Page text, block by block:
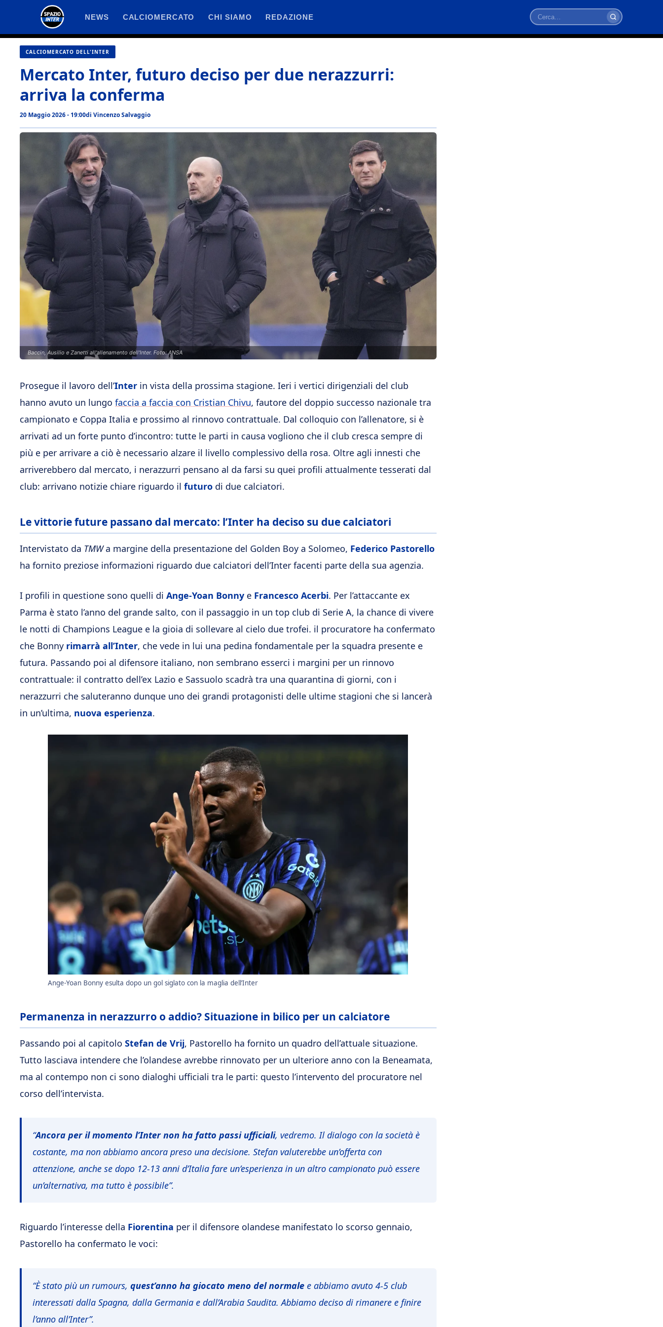
contenuto
NEWS CALCIOMERCATO CHI SIAMO REDAZIONE
Cerca
CALCIOMERCATO DELL'INTER
Mercato Inter, futuro deciso per due nerazzurri:
arriva la conferma
20 Maggio 2026 - 19:00di Vincenzo Salvaggio
Baccin, Ausilio e Zanetti all'allenamento dell'Inter. Foto: ANSA
Prosegue il lavoro dell’Inter in vista della prossima stagione. Ieri i vertici dirigenziali del club
hanno avuto un lungo faccia a faccia con Cristian Chivu, fautore del doppio successo nazionale tra
campionato e Coppa Italia e prossimo al rinnovo contrattuale. Dal colloquio con l’allenatore, si è
arrivati ad un forte punto d’incontro: tutte le parti in causa vogliono che il club cresca sempre di
più e per arrivare a ciò è necessario alzare il livello complessivo della rosa. Oltre agli innesti che
arriverebbero dal mercato, i nerazzurri pensano al da farsi su quei profili attualmente tesserati dal
club: arrivano notizie chiare riguardo il futuro di due calciatori.
Le vittorie future passano dal mercato: l’Inter ha deciso su due calciatori
Intervistato da TMWa margine della presentazione del Golden Boy a Solomeo, Federico Pastorello
ha fornito preziose informazioni riguardo due calciatori dell’Inter facenti parte della sua agenzia.
I profili in questione sono quelli di Ange-Yoan Bonny e Francesco Acerbi. Per l’attaccante ex
Parma è stato l’anno del grande salto, con il passaggio in un top club di Serie A, la chance di vivere
le notti di Champions League e la gioia di sollevare al cielo due trofei. il procuratore ha confermato
che Bonny rimarrà all’Inter, che vede in lui una pedina fondamentale per la squadra presente e
futura. Passando poi al difensore italiano, non sembrano esserci i margini per un rinnovo
contrattuale: il contratto dell’ex Lazio e Sassuolo scadrà tra una quarantina di giorni, con i
nerazzurri che saluteranno dunque uno dei grandi protagonisti delle ultime stagioni che si lancerà
in un’ultima, nuova esperienza.
Ange-Yoan Bonny esulta dopo un gol siglato con la maglia dell’Inter
Permanenza in nerazzurro o addio? Situazione in bilico per un calciatore
Passando poi al capitolo Stefan de Vrij, Pastorello ha fornito un quadro dell’attuale situazione.
Tutto lasciava intendere che l’olandese avrebbe rinnovato per un ulteriore anno con la Beneamata,
ma al contempo non ci sono dialoghi ufficiali tra le parti: questo l’intervento del procuratore nel
corso dell’intervista.
“Ancora per il momento l’Inter non ha fatto passi ufficiali, vedremo. Il dialogo con la società è
costante, ma non abbiamo ancora preso una decisione. Stefan valuterebbe un’offerta con
attenzione, anche se dopo 12-13 anni d’Italia fare un’esperienza in un altro campionato può essere
un’alternativa, ma tutto è possibile”.
Riguardo l’interesse della Fiorentina per il difensore olandese manifestato lo scorso gennaio,
Pastorello ha confermato le voci:
“È stato più un rumours, quest’anno ha giocato meno del normale e abbiamo avuto 4-5 club
interessati dalla Spagna, dalla Germania e dall’Arabia Saudita. Abbiamo deciso di rimanere e finire
l’anno all’Inter”.